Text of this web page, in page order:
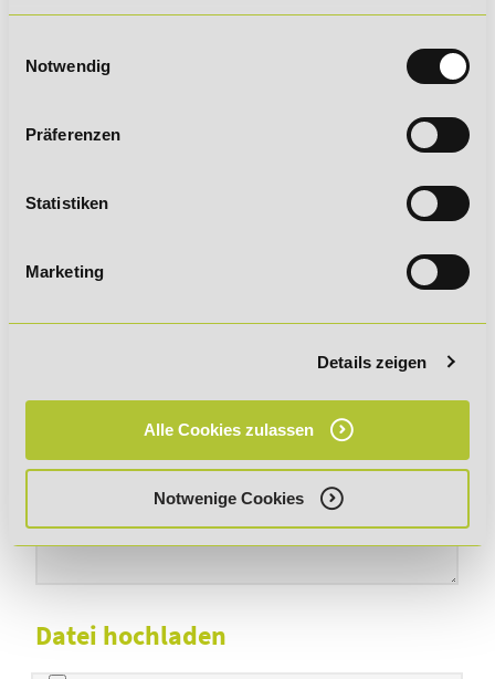
Notwendig
Präferenzen
Statistiken
Marketing
Details zeigen
Alle Cookies zulassen
Notwenige Cookies
Deine Nachricht an uns
Datei hochladen